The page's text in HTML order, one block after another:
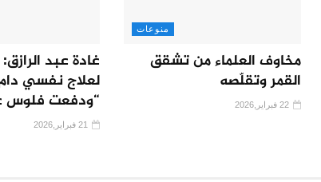
منوعات
مخاوف العلماء من تشقق
القمر وتقلّصه
غادة عبد
“ودفعت فلوس